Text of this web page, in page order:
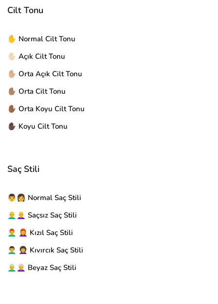
Cilt Tonu
✋ Normal Cilt Tonu
✋🏻 Açık Cilt Tonu
✋🏼 Orta Açık Cilt Tonu
✋🏽 Orta Cilt Tonu
✋🏾 Orta Koyu Cilt Tonu
✋🏿 Koyu Cilt Tonu
Saç Stili
👨👩 Normal Saç Stili
👨‍🦲👩‍🦲 Saçsız Saç Stili
👨‍🦰 👩‍🦰 Kızıl Saç Stili
👨‍🦱 👩‍🦱 Kıvırcık Saç Stili
👨‍🦳👩‍🦳 Beyaz Saç Stili